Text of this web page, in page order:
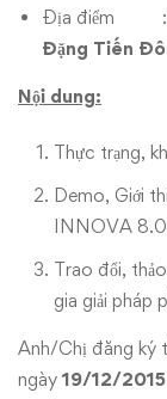
Địa điểm :
Đặng Tiến
Nội dung:
Thực trạng,
Demo, Giới
INNOVA
Trao đổi,
gia giải pháp
Anh/Chị đăng ký
ngày 19/12/2015